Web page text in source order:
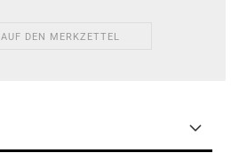
AUF DEN MERKZETTEL